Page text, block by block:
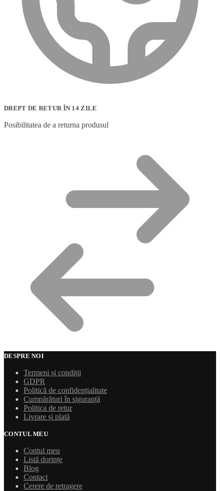
DREPT DE RETUR ÎN 14 ZILE
Posibilitatea de a returna produsul
DESPRE NOI
Termeni și condiții
GDPR
Politică de confidențialitate
Cumpărături în siguranță
Politica de retur
Livrare și plată
CONTUL MEU
Contul meu
Listă dorințe
Blog
Contact
Cerere de retragere